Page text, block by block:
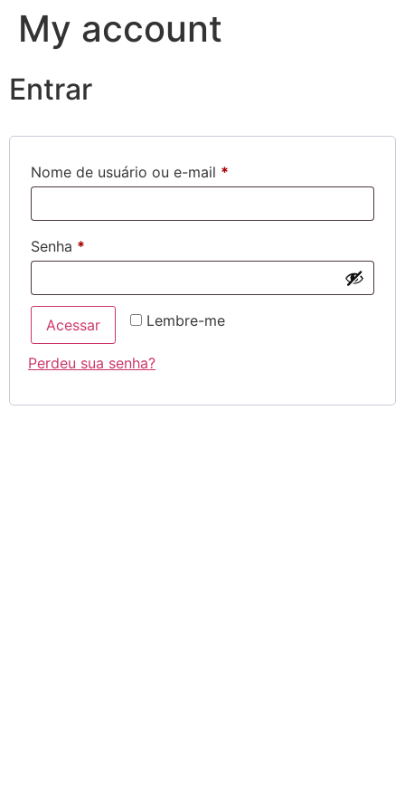
My account
Entrar
Nome de usuário ou e-mail *
Senha *
Lembre-me
Acessar
Perdeu sua senha?